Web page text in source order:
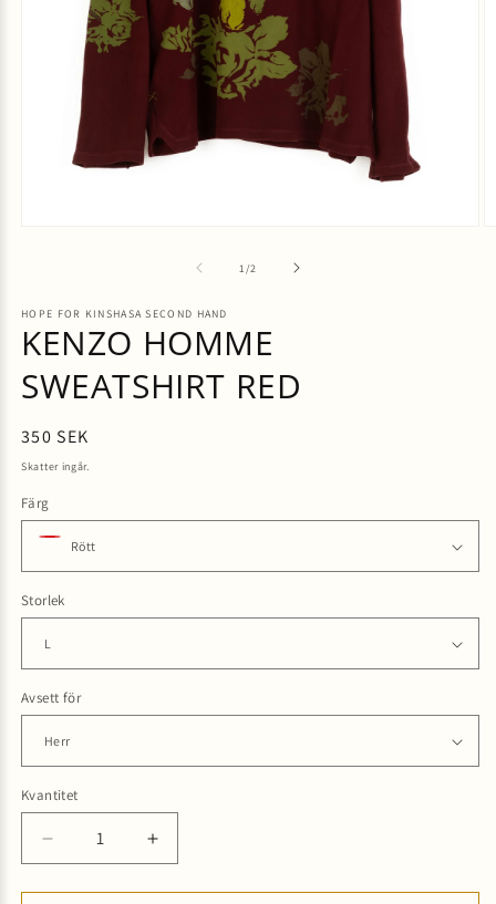
1 /av2
HOPE FOR KINSHASA SECOND HAND
KENZO HOMME
SWEATSHIRT RED
Ordinarie
pris
350 SEK
Skatter ingår.
Färg
Storlek
Avsett för
Kvantitet
Minska
kvantitet
för
Öka
kvantitet
för